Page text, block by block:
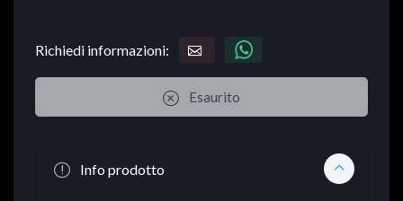
Richiedi informazioni:
Esaurito
Info prodotto